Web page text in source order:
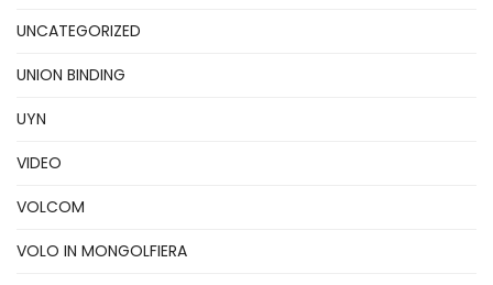
UNCATEGORIZED
UNION BINDING
UYN
VIDEO
VOLCOM
VOLO IN MONGOLFIERA